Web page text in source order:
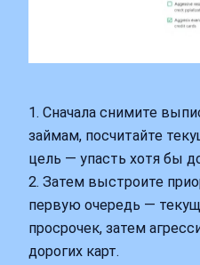
1. Сначала снимите
займам, посчитайте
цель — упасть хотя бы
2. Затем выстроите
первую очередь —
просрочек, затем
дорогих карт.